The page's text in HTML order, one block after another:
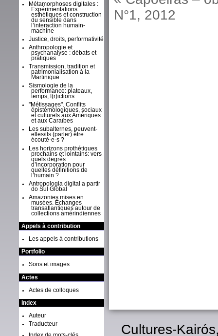
N°1, 2012
Métamorphoses digitales :
Expérimentations
esthétiques et construction
du sensible dans
l’interaction humain-
machine
Justice, droits, performativité
Anthropologie et
psychanalyse : débats et
pratiques
Transmission, tradition et
patrimonialisation à la
Martinique
Sismologie de la
performance: plateaux,
temps, f(r)ictions
"Métissages". Conflits
épistémologiques, sociaux
et culturels aux Amériques
et aux Caraïbes
Les subalternes, peuvent-
elles/ils (parler) être
écouté-e-s ?
Les horizons prothétiques
prochains et lointains: vers
quels degrés
d’incorporation pour
quelles définitions de
l’humain ?
Antropologia digital a partir
do Sul Global
Amazonies mises en
musées. Échanges
transatlantiques autour de
collections amérindiennes
Appels à contribution
Les appels à contributions
Portfolio
Sons et images
Actes
Actes de colloques
Index
Auteur
Traducteur
Cultures-